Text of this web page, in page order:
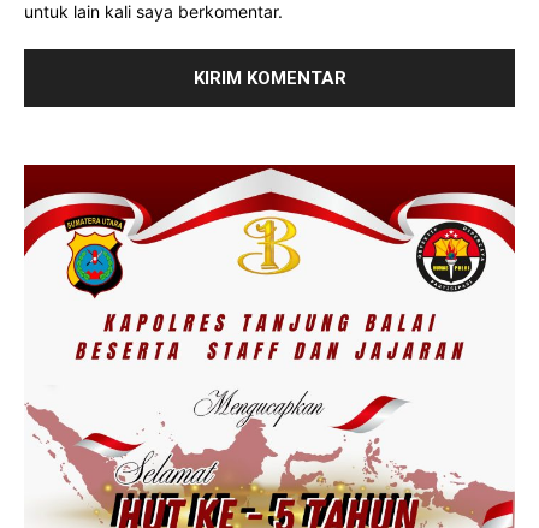
untuk lain kali saya berkomentar.